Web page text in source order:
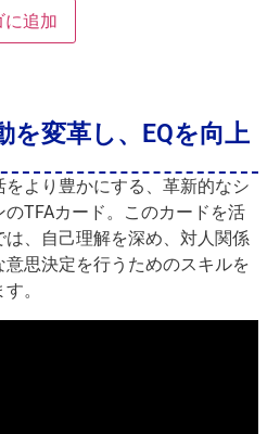
に追加
を変革し、EQを向上
より豊かにする、革新的なシ
TFAカード。このカードを活
、自己理解を深め、対人関係
思決定を行うためのスキルを
。